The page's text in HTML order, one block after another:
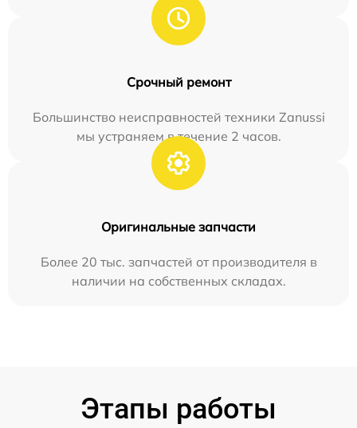
Срочный ремонт
Большинство неисправностей техники Zanussi
мы устраняем в течение 2 часов.
Оригинальные запчасти
Более 20 тыс. запчастей от производителя в
наличии на собственных складах.
Этапы работы